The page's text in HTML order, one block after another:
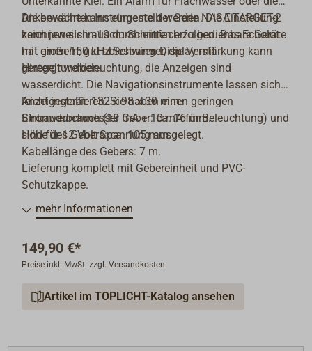
Ankerwache kann eingestellt werden. Die Einstellung
kann jeweils in 10cm-Schritten erfolgen. Das Echolot
hat einen 150 kHz Schwinger, die Verstärkung kann
geregelt werden.
Die bewährten Instrumente der Serie NASA TARGET-2
zeichnen sich aus durch einfach zu bedienbare Geräte
mit großem, gut ablesbaren Display mit
Hintergrundbeleuchtung, die Anzeigen sind
wasserdicht. Die Navigationsinstrumente lassen sich
leicht installieren. Sie haben einen geringen
Stromverbrauch (10 mA + 10 mA für Beleuchtung) und
sind für 12 Volt Spannung ausgelegt.
Anzeigegerät: 132 x 98 x 30 mm.
Einbaudurchmesser Geber: ca. 16 mm.
Höhe des Gebers: ca. 105 mm.
Kabellänge des Gebers: 7 m.
Lieferung komplett mit Gebereinheit und PVC-
Schutzkappe.
mehr Informationen
149,90 €*
Preise inkl. MwSt. zzgl. Versandkosten
Artikel im TOPLICHT-Katalog ansehen